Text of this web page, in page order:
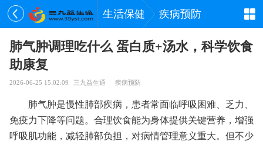
生活保健 疾病预防
肺气肿调理吃什么 蛋白质+汤水，科学饮食
助康复
2026-06-25 15:02:09 三九益生通 疾病预防
肺气肿是慢性肺部疾病，患者常面临呼吸困难、乏力、
免疫力下降等问题。合理饮食能为身体提供关键营养，增强
呼吸肌功能，减轻肺部负担，对病情管理意义重大。但不少